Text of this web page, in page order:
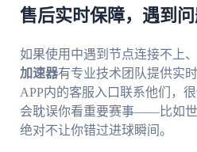
售后实时保障，遇到
如果使用中遇到节点连接不上
加速器有专业技术团队提供实
APP内的客服入口联系他们，
会耽误你看重要赛事——比如世
绝对不让你错过进球瞬间。